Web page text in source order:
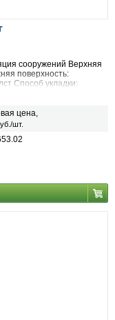
сооружений Верхняя
поверхность:
Способ укладки:
цена,
шт.